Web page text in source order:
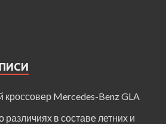
Mercedes-Benz GLA
различиях в составе летних и